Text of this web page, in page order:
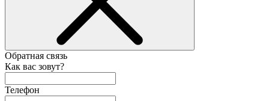
Обратная связь
Как вас зовут?
Телефон